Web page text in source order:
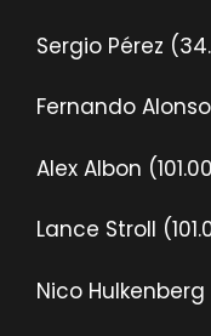
Sergio Pérez
Fernando
Alex Albon
Lance Stroll
Nico Hulkenberg